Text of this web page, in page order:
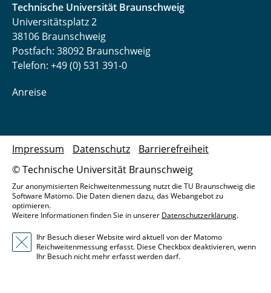
Technische Universität Braunschweig
Universitätsplatz 2
38106 Braunschweig
Postfach: 38092 Braunschweig
Telefon: +49 (0) 531 391-0
Anreise
© Technische Universität Braunschweig
Impressum Datenschutz Barrierefreiheit
Zur anonymisierten Reichweitenmessung nutzt die TU Braunschweig die
Software Matomo. Die Daten dienen dazu, das Webangebot zu
optimieren.
Weitere Informationen finden Sie in unserer Datenschutzerklärung.
Ihr Besuch dieser Website wird aktuell von der Matomo
Reichweitenmessung erfasst. Diese Checkbox deaktivieren, wenn
Ihr Besuch nicht mehr erfasst werden darf.